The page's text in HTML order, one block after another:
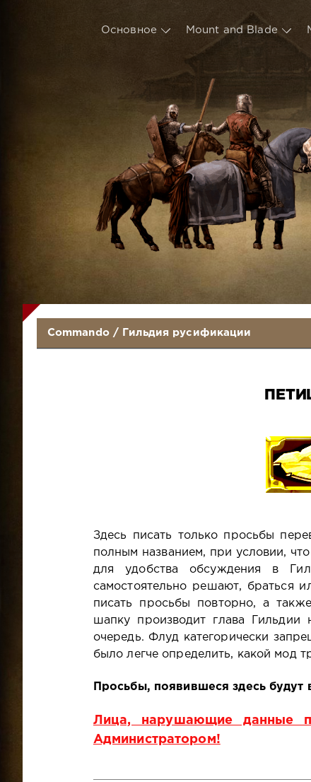
Основное Mount and Blade
Commando/ Гильдия русификации
Здесь писать только просьбы
полным названием, при условии,
для удобства обсуждения в
самостоятельно решают, браться
писать просьбы повторно, а
шапку производит глава Гильдии
очередь. Флуд категорически
было легче определить, какой мод
Просьбы, появившеся здесь
Лица, нарушающие данные
Администратором!